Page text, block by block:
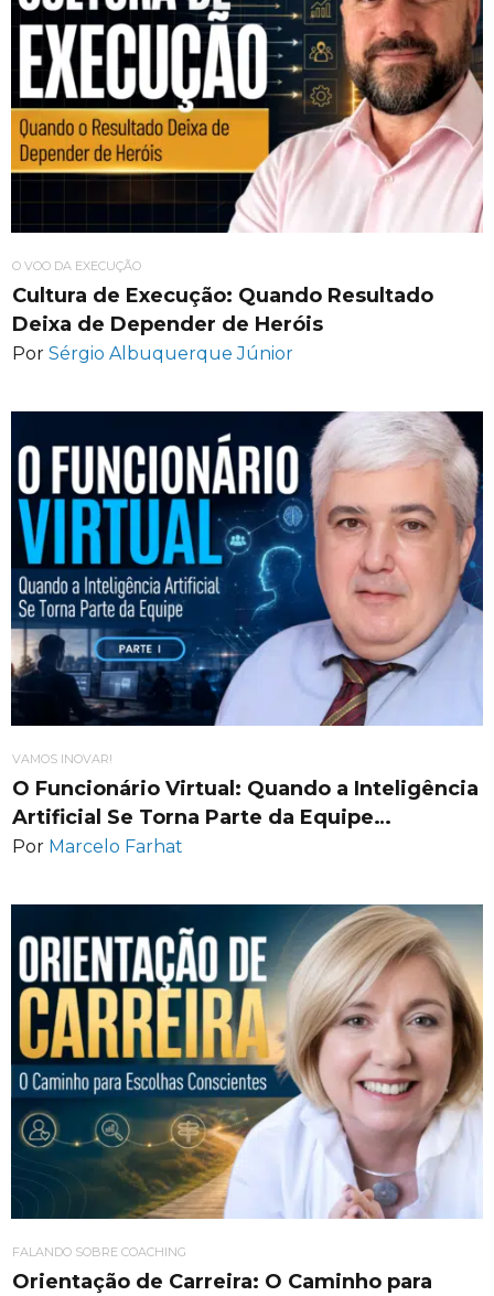
O VOO DA EXECUÇÃO
Cultura de Execução: Quando Resultado
Deixa de Depender de Heróis
Por Sérgio Albuquerque Júnior
VAMOS INOVAR!
O Funcionário Virtual: Quando a Inteligência
Artificial Se Torna Parte da Equipe…
Por Marcelo Farhat
FALANDO SOBRE COACHING
Orientação de Carreira: O Caminho para